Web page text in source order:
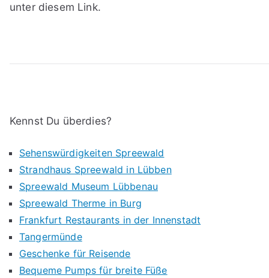
unter diesem Link.
Kennst Du überdies?
Sehenswürdigkeiten Spreewald
Strandhaus Spreewald in Lübben
Spreewald Museum Lübbenau
Spreewald Therme in Burg
Frankfurt Restaurants in der Innenstadt
Tangermünde
Geschenke für Reisende
Bequeme Pumps für breite Füße